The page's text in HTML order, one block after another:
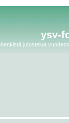
ysv-
jutustelua